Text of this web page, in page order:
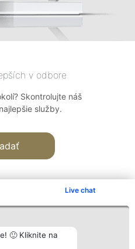
Live chat
🙂 Kliknite na
v odbore
Skontrolujte náš
služby.
Kontakt
Kontakt